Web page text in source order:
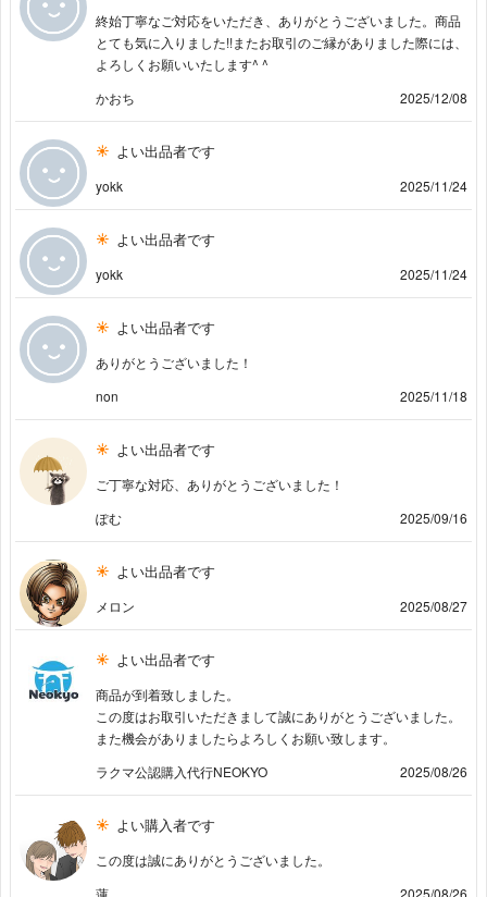
終始丁寧なご対応をいただき、ありがとうございました。商品
とても気に入りました!!またお取引のご縁がありました際には、
よろしくお願いいたします^ ^
かおち
2025/12/08
よい出品者です
yokk 2025/11/24
よい出品者です
yokk 2025/11/24
よい出品者です
ありがとうございました！
non
2025/11/18
よい出品者です
ご丁寧な対応、ありがとうございました！
ぽむ
2025/09/16
よい出品者です
メロン 2025/08/27
よい出品者です
商品が到着致しました。
この度はお取引いただきまして誠にありがとうございました。
また機会がありましたらよろしくお願い致します。
ラクマ公認購入代行NEOKYO
2025/08/26
よい購入者です
この度は誠にありがとうございました。
蓮
2025/08/26